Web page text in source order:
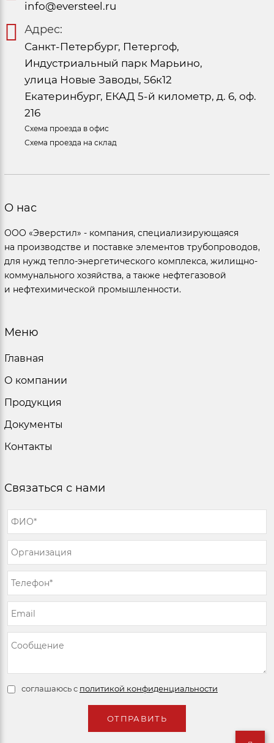
info@eversteel.ru
Адрес:
Санкт-Петербург, Петергоф,
Индустриальный парк Марьино,
улица Новые Заводы, 56к12
Екатеринбург, ЕКАД 5-й километр, д. 6, оф.
216
Схема проезда в офис
Схема проезда на склад
О нас
ООО «Эверстил» - компания, специализирующаяся
на производстве и поставке элементов трубопроводов,
для нужд тепло-энергетического комплекса, жилищно-
коммунального хозяйства, а также нефтегазовой
и нефтехимической промышленности.
Меню
Главная
О компании
Продукция
Документы
Контакты
Связаться с нами
соглашаюсь с политикой конфиденциальности